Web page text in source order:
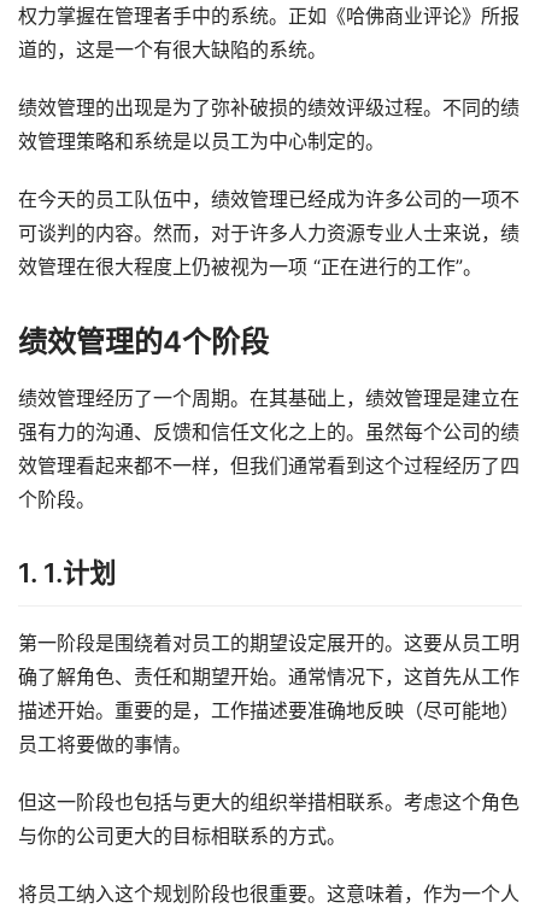
权力掌握在管理者手中的系统。正如《哈佛商业评论》所报
道的，这是一个有很大缺陷的系统。
绩效管理的出现是为了弥补破损的绩效评级过程。不同的绩
效管理策略和系统是以员工为中心制定的。
在今天的员工队伍中，绩效管理已经成为许多公司的一项不
可谈判的内容。然而，对于许多人力资源专业人士来说，绩
效管理在很大程度上仍被视为一项 “正在进行的工作”。
绩效管理的4个阶段
绩效管理经历了一个周期。在其基础上，绩效管理是建立在
强有力的沟通、反馈和信任文化之上的。虽然每个公司的绩
效管理看起来都不一样，但我们通常看到这个过程经历了四
个阶段。
1. 1.计划
第一阶段是围绕着对员工的期望设定展开的。这要从员工明
确了解角色、责任和期望开始。通常情况下，这首先从工作
描述开始。重要的是，工作描述要准确地反映（尽可能地）
员工将要做的事情。
但这一阶段也包括与更大的组织举措相联系。考虑这个角色
与你的公司更大的目标相联系的方式。
将员工纳入这个规划阶段也很重要。这意味着，作为一个人